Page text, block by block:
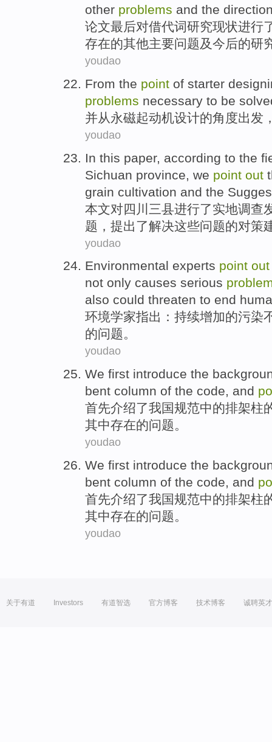
other problems and the
论文最后对借代词研究现状进行
存在的其他主要问题及今后的研
youdao
From the point of starter
problems necessary to be
并从永磁起动机设计的角度出发
youdao
In this paper, according to the
Sichuan province , we point out
grain cultivation and the
本文对四川 三县进行了实地调查
题 ， 提出了解决这些问题的对策
youdao
Environmental experts point out
not only causes serious
also could threaten to end
环境学家指出 ： 持续增加的污染
的问题。
youdao
We first introduce the
bent column of the code, and
首先介绍了我国规范中的排架柱
其中存在的问题。
youdao
We first introduce the
bent column of the code, and
首先介绍了我国规范中的排架柱
其中存在的问题。
youdao
关于有道 Investors 有道智选 官方博客 技术博客 诚聘英才